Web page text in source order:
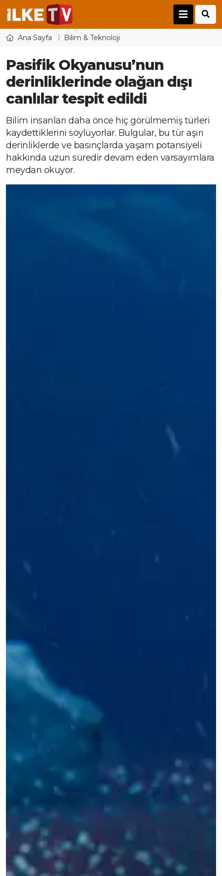
Ana Sayfa Bilim & Teknoloji
Pasifik Okyanusu’nun
derinliklerinde olağan dışı
canlılar tespit edildi
Bilim insanları daha önce hiç görülmemiş türleri
kaydettiklerini söylüyorlar. Bulgular, bu tür aşırı
derinliklerde ve basınçlarda yaşam potansiyeli
hakkında uzun süredir devam eden varsayımlara
meydan okuyor.